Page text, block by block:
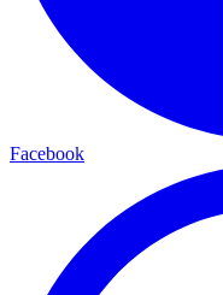
Facebook